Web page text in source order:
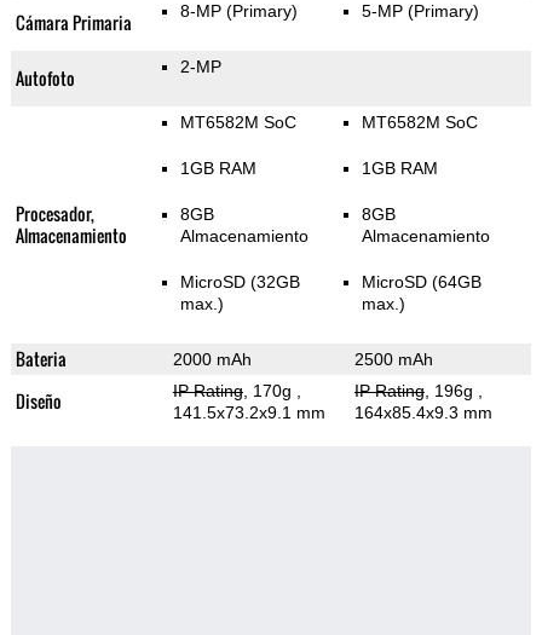
Cámara Primaria 8-MP (Primary) 5-MP (Primary)
Autofoto 2-MP
Procesador,
Almacenamiento
MT6582M SoC
1GB RAM
8GB
Almacenamiento
MicroSD (32GB
max.)
MT6582M SoC
1GB RAM
8GB
Almacenamiento
MicroSD (64GB
max.)
Bateria 2000 mAh 2500 mAh
Diseño IP Rating, 170g
141.5x73.2x9.1 mm
IP Rating, 196g
164x85.4x9.3 mm